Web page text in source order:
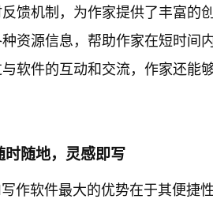
馈机制，为作家提供了丰富的
资源信息，帮助作家在短时间
软件的互动和交流，作家还能
随地，灵感即写
作软件最大的优势在于其便捷